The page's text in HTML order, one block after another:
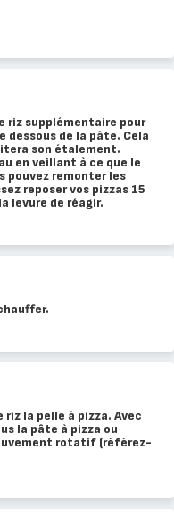
riz supplémentaire pour
dessous de la pâte. Cela
son étalement.
en veillant à ce que le
pouvez remonter les
reposer vos pizzas 15
levure de réagir.
la pelle à pizza. Avec
la pâte à pizza ou
rotatif (référez-